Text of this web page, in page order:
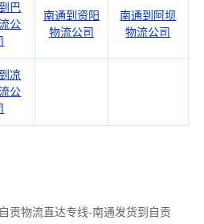
巴
公
南通到资阳
物流公司
南通到阿坝
物流公司
凉
公
贡物流直达专线-南通发货到自贡